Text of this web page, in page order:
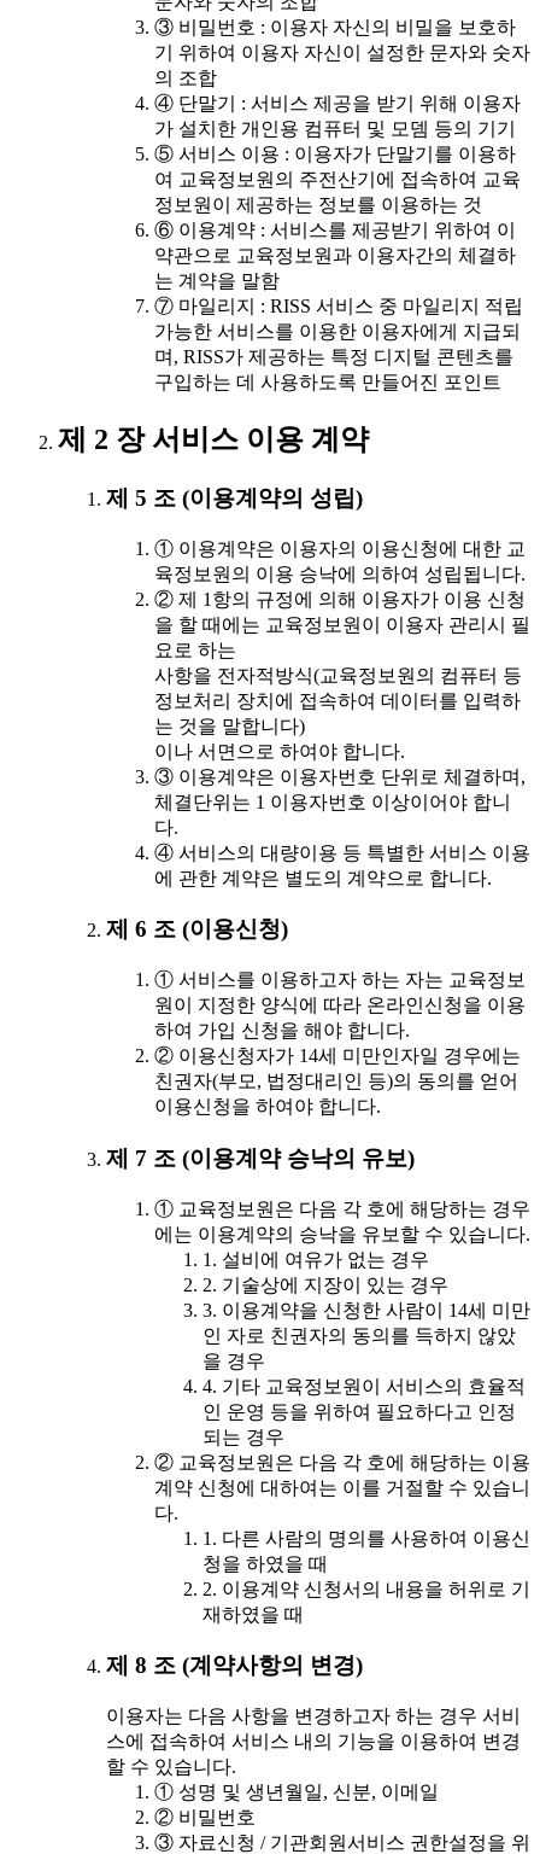
③ 비밀번호 : 이용자 자신의 비밀을 보호하
기 위하여 이용자 자신이 설정한 문자와 숫자
의 조합
④ 단말기 : 서비스 제공을 받기 위해 이용자
가 설치한 개인용 컴퓨터 및 모뎀 등의 기기
⑤ 서비스 이용 : 이용자가 단말기를 이용하
여 교육정보원의 주전산기에 접속하여 교육
정보원이 제공하는 정보를 이용하는 것
⑥ 이용계약 : 서비스를 제공받기 위하여 이
약관으로 교육정보원과 이용자간의 체결하
는 계약을 말함
⑦ 마일리지 : RISS 서비스 중 마일리지 적립
가능한 서비스를 이용한 이용자에게 지급되
며, RISS가 제공하는 특정 디지털 콘텐츠를
구입하는 데 사용하도록 만들어진 포인트
제 2 장 서비스 이용 계약
제 5 조 (이용계약의 성립)
① 이용계약은 이용자의 이용신청에 대한 교
육정보원의 이용 승낙에 의하여 성립됩니다.
② 제 1항의 규정에 의해 이용자가 이용 신청
을 할 때에는 교육정보원이 이용자 관리시 필
요로 하는
사항을 전자적방식(교육정보원의 컴퓨터 등
정보처리 장치에 접속하여 데이터를 입력하
는 것을 말합니다)
이나 서면으로 하여야 합니다.
③ 이용계약은 이용자번호 단위로 체결하며,
체결단위는 1 이용자번호 이상이어야 합니
다.
④ 서비스의 대량이용 등 특별한 서비스 이용
에 관한 계약은 별도의 계약으로 합니다.
제 6 조 (이용신청)
① 서비스를 이용하고자 하는 자는 교육정보
원이 지정한 양식에 따라 온라인신청을 이용
하여 가입 신청을 해야 합니다.
② 이용신청자가 14세 미만인자일 경우에는
친권자(부모, 법정대리인 등)의 동의를 얻어
이용신청을 하여야 합니다.
제 7 조 (이용계약 승낙의 유보)
① 교육정보원은 다음 각 호에 해당하는 경우
에는 이용계약의 승낙을 유보할 수 있습니다.
1. 설비에 여유가 없는 경우
2. 기술상에 지장이 있는 경우
3. 이용계약을 신청한 사람이 14세 미만
인 자로 친권자의 동의를 득하지 않았
을 경우
4. 기타 교육정보원이 서비스의 효율적
인 운영 등을 위하여 필요하다고 인정
되는 경우
② 교육정보원은 다음 각 호에 해당하는 이용
계약 신청에 대하여는 이를 거절할 수 있습니
다.
1. 다른 사람의 명의를 사용하여 이용신
청을 하였을 때
2. 이용계약 신청서의 내용을 허위로 기
재하였을 때
제 8 조 (계약사항의 변경)
이용자는 다음 사항을 변경하고자 하는 경우 서비
스에 접속하여 서비스 내의 기능을 이용하여 변경
할 수 있습니다.
① 성명 및 생년월일, 신분, 이메일
② 비밀번호
③ 자료신청 / 기관회원서비스 권한설정을 위